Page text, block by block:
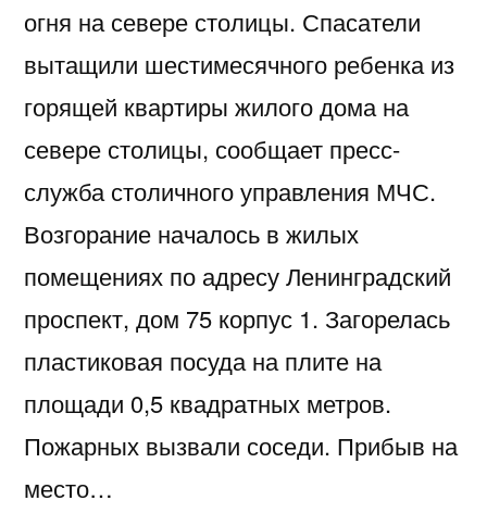
огня на севере столицы. Спасатели
вытащили шестимесячного ребенка из
горящей квартиры жилого дома на
севере столицы, сообщает пресс-
служба столичного управления МЧС.
Возгорание началось в жилых
помещениях по адресу Ленинградский
проспект, дом 75 корпус 1. Загорелась
пластиковая посуда на плите на
площади 0,5 квадратных метров.
Пожарных вызвали соседи. Прибыв на
место…